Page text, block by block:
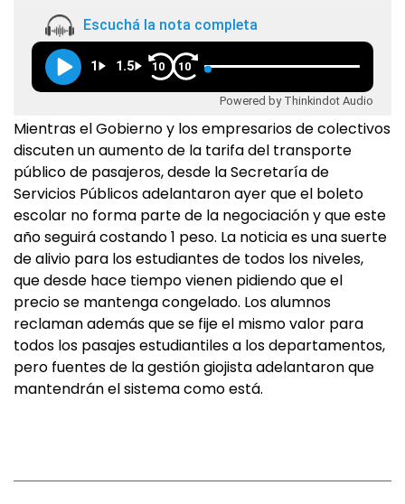
Escuchá la nota completa
1 1.5 10 10
Powered by Thinkindot Audio
Mientras el Gobierno y los empresarios de colectivos
discuten un aumento de la tarifa del transporte
público de pasajeros, desde la Secretaría de
Servicios Públicos adelantaron ayer que el boleto
escolar no forma parte de la negociación y que este
año seguirá costando 1 peso. La noticia es una suerte
de alivio para los estudiantes de todos los niveles,
que desde hace tiempo vienen pidiendo que el
precio se mantenga congelado. Los alumnos
reclaman además que se fije el mismo valor para
todos los pasajes estudiantiles a los departamentos,
pero fuentes de la gestión giojista adelantaron que
mantendrán el sistema como está.